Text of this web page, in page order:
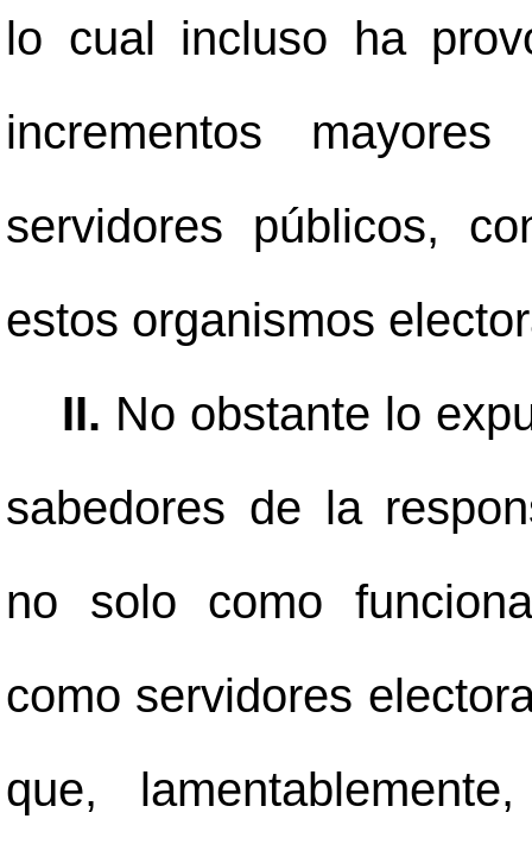
lo cual incluso ha
incrementos
servidores públicos,
estos organismos
II. No obstante lo
sabedores de la
no solo como
como servidores
que,